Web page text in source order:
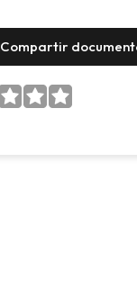
Compartir